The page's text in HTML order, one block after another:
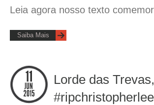
Leia agora nosso texto
Saiba Mais
Lorde das
#ripchristopherlee